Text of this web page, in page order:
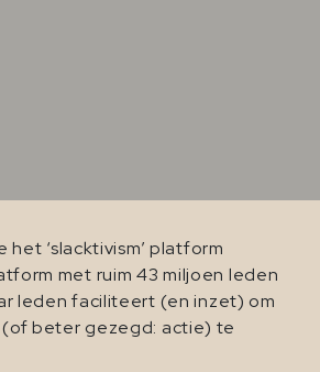
het ‘slacktivism’ platform
met ruim 43 miljoen leden
leden faciliteert (en inzet) om
beter gezegd: actie) te